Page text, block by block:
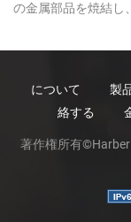
の金属部品を焼結し
型、複雑な形状部品
について
製
絡する
著作権所有